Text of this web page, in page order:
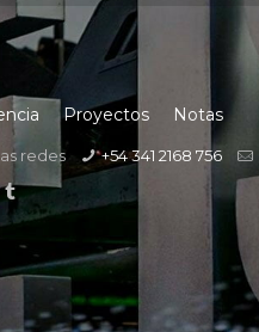
redes +54 341 2168 756
Proyectos Notas